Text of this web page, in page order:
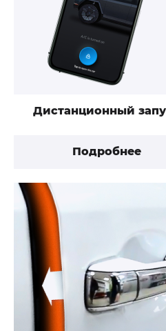
Дистанционный
Подробнее